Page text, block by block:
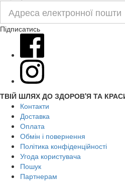
Підписатись
ТВІЙ ШЛЯХ ДО ЗДОРОВ'Я ТА
Контакти
Доставка
Оплата
Обмін і повернення
Політика конфіденційності
Угода користувача
Пошук
Партнерам